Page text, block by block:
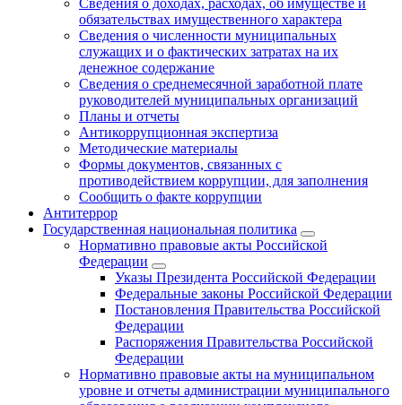
обязательствах имущественного характера
Сведения о численности муниципальных
служащих и о фактических затратах на их
денежное содержание
Сведения о среднемесячной заработной плате
руководителей муниципальных организаций
Планы и отчеты
Антикоррупционная экспертиза
Методические материалы
Формы документов, связанных с
противодействием коррупции, для заполнения
Сообщить о факте коррупции
Антитеррор
Государственная национальная политика
Нормативно правовые акты Российской
Федерации
Указы Президента Российской Федерации
Федеральные законы Российской Федерации
Постановления Правительства Российской
Федерации
Распоряжения Правительства Российской
Федерации
Нормативно правовые акты на муниципальном
уровне и отчеты администрации муниципального